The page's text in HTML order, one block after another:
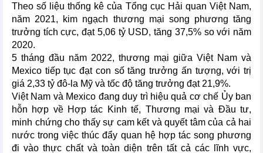
Theo số liệu thống kê của Tổng cục Hải quan Việt Nam,
năm 2021, kim ngạch thương mại song phương tăng
trưởng tích cực, đạt 5,06 tỷ USD, tăng 37,5% so với năm
2020.
5 tháng đầu năm 2022, thương mại giữa Việt Nam và
Mexico tiếp tục đạt con số tăng trưởng ấn tượng, với trị
giá 2,33 tỷ đô-la Mỹ và tốc độ tăng trưởng đạt 21,9%.
Việt Nam và Mexico đang duy trì hiệu quả cơ chế Ủy ban
hỗn hợp về Hợp tác Kinh tế, Thương mại và Đầu tư,
minh chứng cho thấy sự cam kết và quyết tâm của cả hai
nước trong việc thúc đẩy quan hệ hợp tác song phương
đi vào thực chất và toàn diện trên tất cả các lĩnh vực,